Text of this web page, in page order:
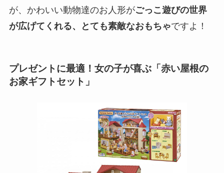
が、かわいい動物達のお人形がごっこ遊びの世界
が広げてくれる、とても素敵なおもちゃですよ！
プレゼントに最適！女の子が喜ぶ「赤い屋根の
お家ギフトセット」